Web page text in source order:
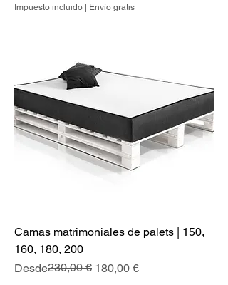
Impuesto incluido Envío gratis
Camas matrimoniales de palets | 150,
160, 180, 200
Desde
Precio230,00 € 180,00 €
Precio de oferta